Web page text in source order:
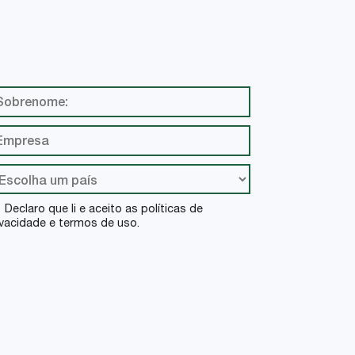
Declaro que li e aceito as políticas de
e termos de uso.